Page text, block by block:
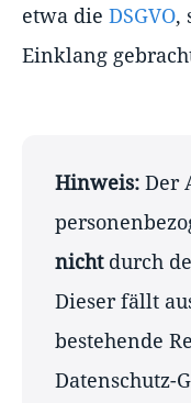
etwa die DSGVO,
Einklang
Hinweis: Der
nichtdurch
Dieser fällt
bestehende
Datenschutz-